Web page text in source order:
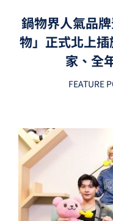
鍋物界人氣品
物」正式北上
家、全
FEATURE